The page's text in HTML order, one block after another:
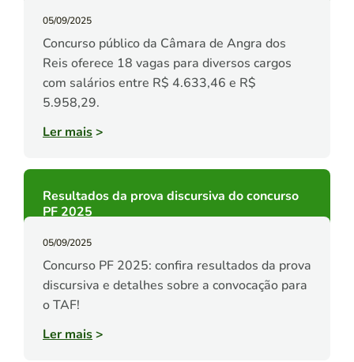
05/09/2025
Concurso público da Câmara de Angra dos
Reis oferece 18 vagas para diversos cargos
com salários entre R$ 4.633,46 e R$
5.958,29.
Ler mais>
Resultados da prova discursiva do concurso
PF 2025
05/09/2025
Concurso PF 2025: confira resultados da prova
discursiva e detalhes sobre a convocação para
o TAF!
Ler mais>